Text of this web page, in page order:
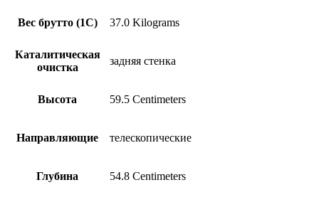
Вес брутто (1С) 37.0 Kilograms
Каталитическая
очистка
задняя стенка
Высота 59.5 Centimeters
Направляющие телескопические
Глубина 54.8 Centimeters